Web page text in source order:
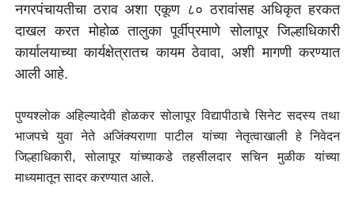
नगरपंचायतीचा ठराव अशा एकूण ८० ठरावांसह अधिकृत हरकत
दाखल करत मोहोळ तालुका पूर्वीप्रमाणे सोलापूर जिल्हाधिकारी
कार्यालयाच्या कार्यक्षेत्रातच कायम ठेवावा, अशी मागणी करण्यात
आली आहे.
पुण्यश्लोक अहिल्यादेवी होळकर सोलापूर विद्यापीठाचे सिनेट सदस्य तथा
भाजपचे युवा नेते अजिंक्यराणा पाटील यांच्या नेतृत्वाखाली हे निवेदन
जिल्हाधिकारी, सोलापूर यांच्याकडे तहसीलदार सचिन मुळीक यांच्या
माध्यमातून सादर करण्यात आले.